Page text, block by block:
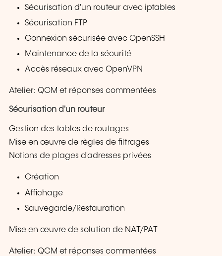
Sécurisation d'un routeur avec iptables
Sécurisation FTP
Connexion sécurisée avec OpenSSH
Maintenance de la sécurité
Accès réseaux avec OpenVPN
Atelier: QCM et réponses commentées
Sécurisation d'un routeur
Gestion des tables de routages
Mise en œuvre de règles de filtrages
Notions de plages d'adresses privées
Création
Affichage
Sauvegarde/Restauration
Mise en œuvre de solution de NAT/PAT
Atelier: QCM et réponses commentées